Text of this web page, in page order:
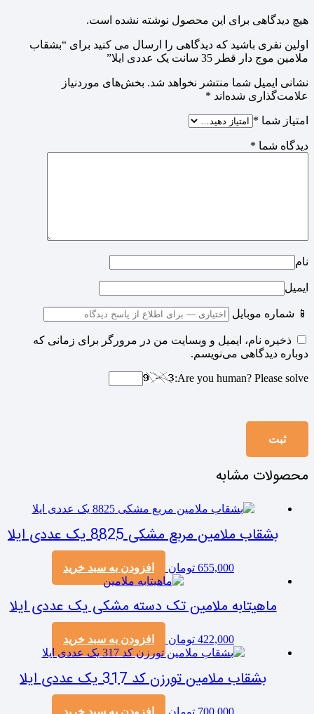
هیچ دیدگاهی برای این محصول نوشته نشده است.
اولین نفری باشید که دیدگاهی را ارسال می کنید برای “بشقاب
ملامین موج دار قطر 35 سانت یک عددی ایلا”
نشانی ایمیل شما منتشر نخواهد شد. بخش‌های موردنیاز
علامت‌گذاری شده‌اند *
امتیاز شما *
دیدگاه شما *
نام
ایمیل
📱 شماره موبایل
ذخیره نام، ایمیل و وبسایت من در مرورگر برای زمانی که
دوباره دیدگاهی می‌نویسم.
Are you human? Please solve:
محصولات مشابه
بشقاب ملامین مربع مشکی 8825 یک عددی ایلا
655,000 تومان افزودن به سبد خرید
ماهیتابه ملامین تک دسته مشکی یک عددی ایلا
422,000 تومان افزودن به سبد خرید
بشقاب ملامین تورزن کد 317 یک عددی ایلا
700,000 تومان افزودن به سبد خرید